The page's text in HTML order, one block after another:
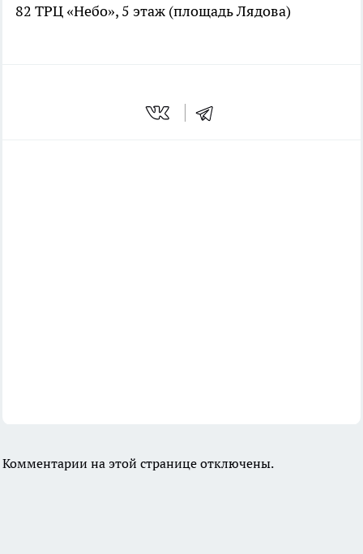
82 ТРЦ «Небо», 5 этаж (площадь Лядова)
Комментарии на этой странице отключены.